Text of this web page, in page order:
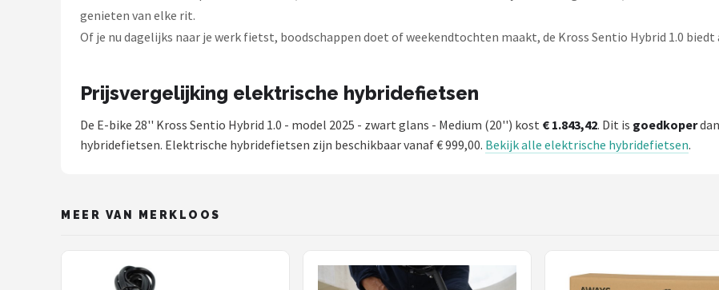
genieten van elke rit.
Of je nu dagelijks naar je werk fietst, boodschappen doet of weekendtochten maakt, de Kross Sentio Hybrid 1.0
Prijsvergelijking elektrische hybridefietsen
De E-bike 28'' Kross Sentio Hybrid 1.0 - model 2025 - zwart glans - Medium (20'') kost € 1.843,42. Dit is goedkoper
hybridefietsen. Elektrische hybridefietsen zijn beschikbaar vanaf € 999,00. Bekijk alle elektrische hybridefietsen.
MEER VAN MERKLOOS